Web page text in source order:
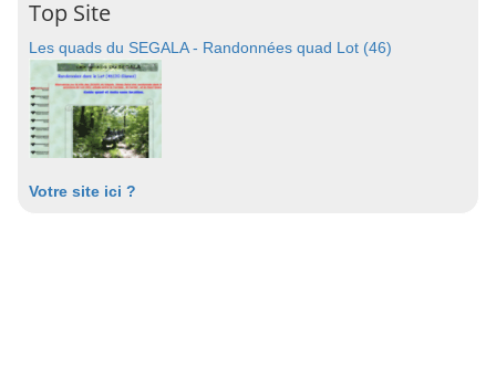
Top Site
Les quads du SEGALA - Randonnées quad Lot (46)
Votre site ici ?